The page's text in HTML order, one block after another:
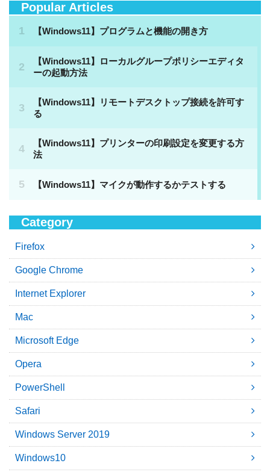
Popular Articles
Category
Firefox
Google Chrome
Internet Explorer
Mac
Microsoft Edge
Opera
PowerShell
Safari
Windows Server 2019
Windows10